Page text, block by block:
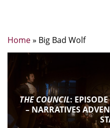
Home» Big Bad Wolf
THE COUNCIL:
– NARRATIVES